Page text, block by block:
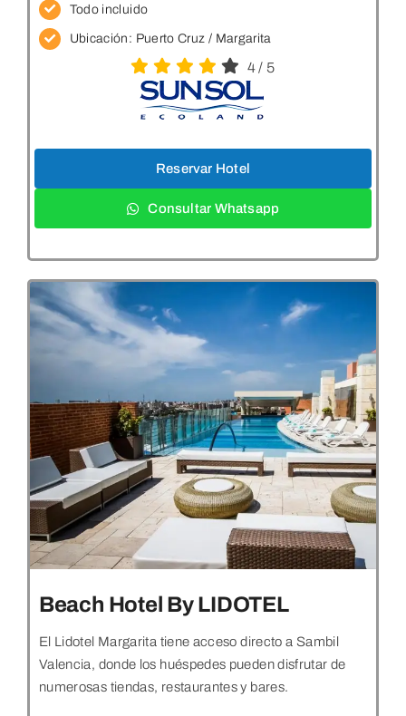
Todo incluido
Ubicación: Puerto Cruz / Margarita
4/ 5
Reservar Hotel
Consultar Whatsapp
Beach Hotel By LIDOTEL
El Lidotel Margarita tiene acceso directo a Sambil
Valencia, donde los huéspedes pueden disfrutar de
numerosas tiendas, restaurantes y bares.